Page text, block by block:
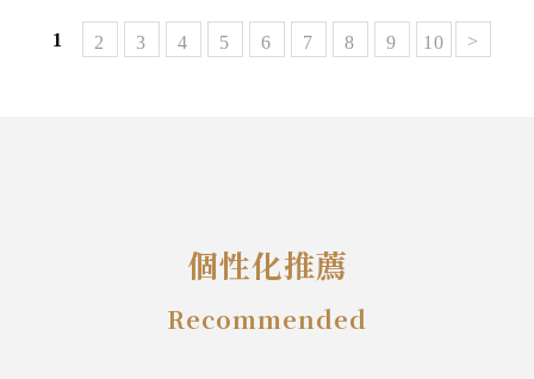
1 2 3 4 5 6 7 8 9 10 >
個性化推薦
Recommended